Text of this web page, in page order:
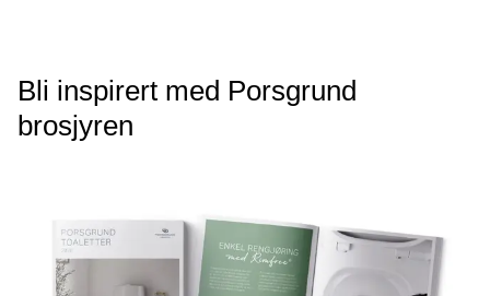
Bli inspirert med Porsgrund
brosjyren